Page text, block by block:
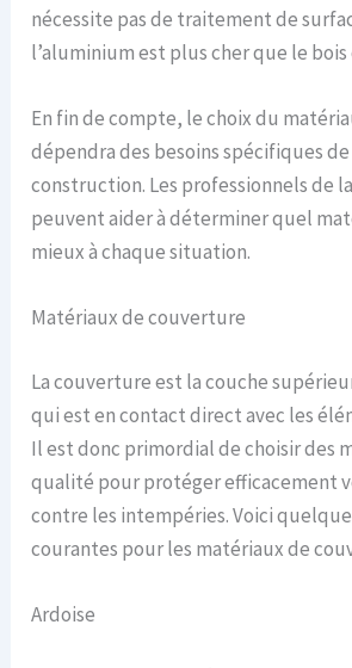
nécessite pas de traitement de
l’aluminium est plus cher que le bois
En fin de compte, le choix du
dépendra des besoins spécifiques
construction. Les professionnels de
peuvent aider à déterminer quel
mieux à chaque situation.
Matériaux de couverture
La couverture est la couche
qui est en contact direct avec les
Il est donc primordial de choisir des
qualité pour protéger efficacement
contre les intempéries. Voici
courantes pour les matériaux de
Ardoise